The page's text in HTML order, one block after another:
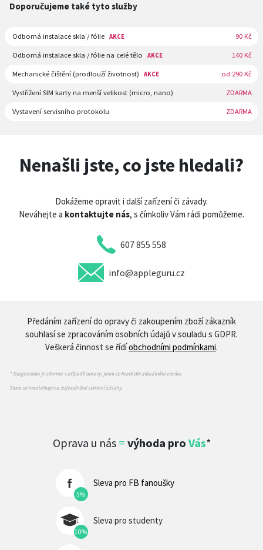
Doporučujeme také tyto služby
Odborná instalace skla / fólie AKCE 90 Kč
Odborná instalace skla / fólie na celé tělo AKCE 140 Kč
Mechanické čištění (prodlouží životnost) AKCE od 290 Kč
Vystřižení SIM karty na menší velikost (micro, nano) ZDARMA
Vystavení servisního protokolu ZDARMA
Nenašli jste, co jste hledali?
Dokážeme opravit i další zařízení či závady.
Neváhejte a kontaktujte nás, s čímkoliv Vám rádi pomůžeme.
607 855 558
info@appleguru.cz
Předáním zařízení do opravy či zakoupením zboží zákazník
souhlasí se zpracováním osobních údajů v souladu s GDPR.
Veškerá činnost se řídíobchodními podmínkami.
* Diagnostika je zdarma v případě opravy, jinak se hradí dle aktuálního ceníku.
Sleva se nevztahuje na zvýhodněné servisní zásahy.
Oprava u nás = výhoda pro Vás*
5%
Sleva pro FB fanoušky
10%
Sleva pro studenty